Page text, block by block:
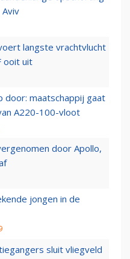
langste vrachtvlucht
ooit uit
door: maatschappij gaat
A220-100-vloot
door Apollo,
jongen in de
sluit vliegveld